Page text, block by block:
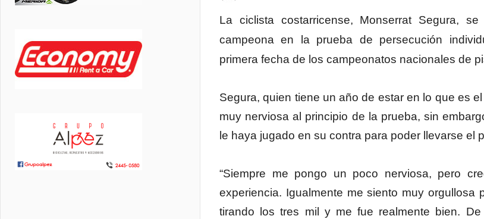
La ciclista costarricense, Monserrat Segura,
campeona en la prueba de persecución
primera fecha de los campeonatos nacionales de
Segura, quien tiene un año de estar en lo que es
muy nerviosa al principio de la prueba, sin
le haya jugado en su contra para poder llevarse el
“Siempre me pongo un poco nerviosa, pero
experiencia. Igualmente me siento muy orgullosa
tirando los tres mil y me fue realmente bien.